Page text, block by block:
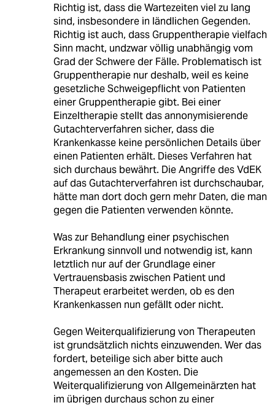
Richtig ist, dass die Wartezeiten viel zu lang
sind, insbesondere in ländlichen Gegenden.
Richtig ist auch, dass Gruppentherapie vielfach
Sinn macht, undzwar völlig unabhängig vom
Grad der Schwere der Fälle. Problematisch ist
Gruppentherapie nur deshalb, weil es keine
gesetzliche Schweigepflicht von Patienten
einer Gruppentherapie gibt. Bei einer
Einzeltherapie stellt das annonymisierende
Gutachterverfahren sicher, dass die
Krankenkasse keine persönlichen Details über
einen Patienten erhält. Dieses Verfahren hat
sich durchaus bewährt. Die Angriffe des VdEK
auf das Gutachterverfahren ist durchschaubar,
hätte man dort doch gern mehr Daten, die man
gegen die Patienten verwenden könnte.
Was zur Behandlung einer psychischen
Erkrankung sinnvoll und notwendig ist, kann
letztlich nur auf der Grundlage einer
Vertrauensbasis zwischen Patient und
Therapeut erarbeitet werden, ob es den
Krankenkassen nun gefällt oder nicht.
Gegen Weiterqualifizierung von Therapeuten
ist grundsätzlich nichts einzuwenden. Wer das
fordert, beteilige sich aber bitte auch
angemessen an den Kosten. Die
Weiterqualifizierung von Allgemeinärzten hat
im übrigen durchaus schon zu einer